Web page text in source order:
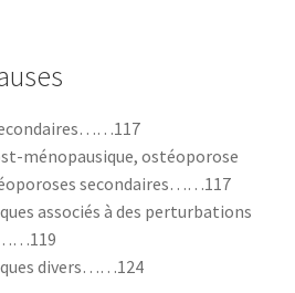
ménopausique, ostéoporose
secondaires……117
associés à des perturbations
divers……124